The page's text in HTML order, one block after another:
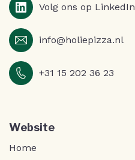
Volg ons op LinkedIn
info@holiepizza.nl
+31 15 202 36 23
Website
Home